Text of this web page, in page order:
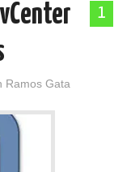
1
Ramos Gata